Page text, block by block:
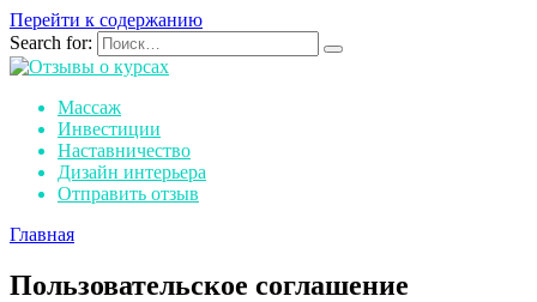
Перейти к содержанию
Search for:
Массаж
Инвестиции
Наставничество
Дизайн интерьера
Отправить отзыв
Главная
Пользовательское соглашение